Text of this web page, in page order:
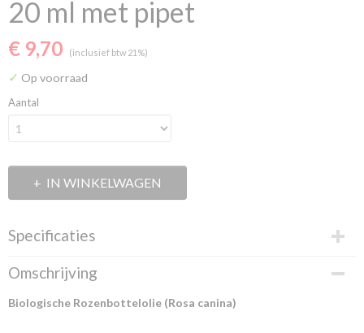
20 ml met pipet
€ 9,70 (inclusief btw 21%)
✓ Op voorraad
Aantal
IN WINKELWAGEN
Specificaties
Productcode
RHSFO
EAN code
Omschrijving
Biologische Rozenbottelolie (Rosa canina)